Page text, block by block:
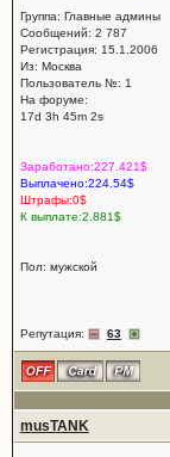
Группа: Главные админы
Сообщений: 2 787
Регистрация: 15.1.2006
Из: Москва
Пользователь №: 1
На форуме:
17d 3h 45m 2s
Заработано:227.421$
Выплачено:224.54$
Штрафы:0$
К выплате:2.881$
Пол: мужской
Репутация: 63
musTANK